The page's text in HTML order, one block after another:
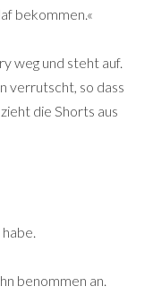
bekommen.«
weg und steht auf.
verrutscht, so dass
die Shorts aus
benommen an.